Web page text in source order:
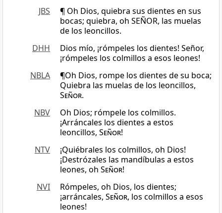
JBS
¶ Oh Dios, quiebra sus dientes en sus
bocas; quiebra, oh SEÑOR, las muelas
de los leoncillos.
DHH
Dios mío, ¡rómpeles los dientes! Señor,
¡rómpeles los colmillos a esos leones!
NBLA
¶Oh Dios, rompe los dientes de su boca;
Quiebra las muelas de los leoncillos,
Señor.
NBV
Oh Dios; rómpele los colmillos.
¡Arráncales los dientes a estos
leoncillos, Señor!
NTV
¡Quiébrales los colmillos, oh Dios!
¡Destrózales las mandíbulas a estos
leones, oh Señor!
NVI
Rómpeles, oh Dios, los dientes;
¡arráncales, Señor, los colmillos a esos
leones!